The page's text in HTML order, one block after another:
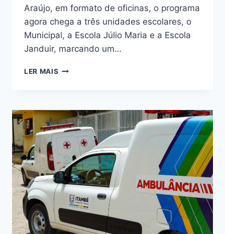
Araújo, em formato de oficinas, o programa
agora chega a três unidades escolares, o
Municipal, a Escola Júlio Maria e a Escola
Janduir, marcando um…
LER MAIS